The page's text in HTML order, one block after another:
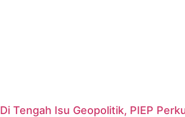
Di Tengah Isu Geopolitik, PIEP